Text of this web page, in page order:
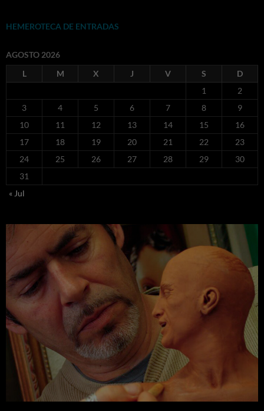
HEMEROTECA DE ENTRADAS
AGOSTO 2026
L
M X J V S
D
1
2
3
4 5 6 7 8
9
10
11 12 13 14 15
16
17
18 19 20 21 22
23
24
25 26 27 28 29
30
31
« Jul